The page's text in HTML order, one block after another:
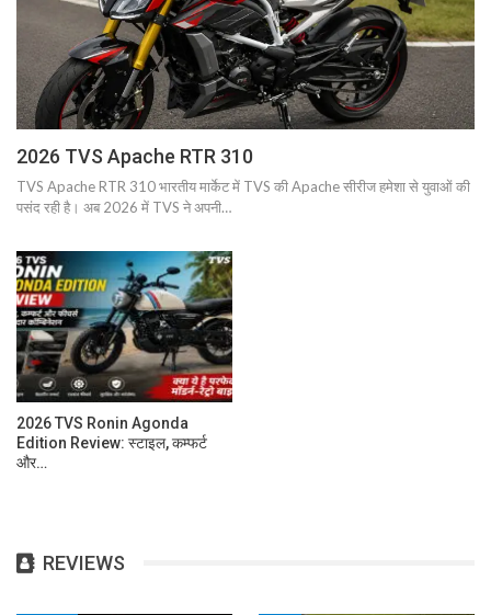
2026 TVS Apache RTR 310
TVS Apache RTR 310 भारतीय मार्केट में TVS की Apache सीरीज हमेशा से युवाओं की
पसंद रही है। अब 2026 में TVS ने अपनी…
2026 TVS Ronin Agonda
Edition Review: स्टाइल, कम्फर्ट
और…
REVIEWS